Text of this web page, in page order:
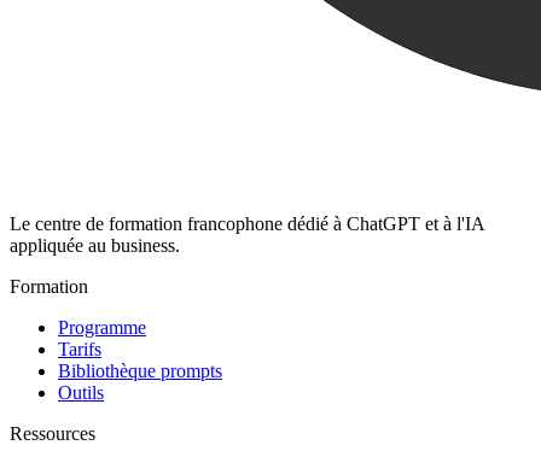
Le centre de formation francophone dédié à ChatGPT et à l'IA
appliquée au business.
Formation
Programme
Tarifs
Bibliothèque prompts
Outils
Ressources